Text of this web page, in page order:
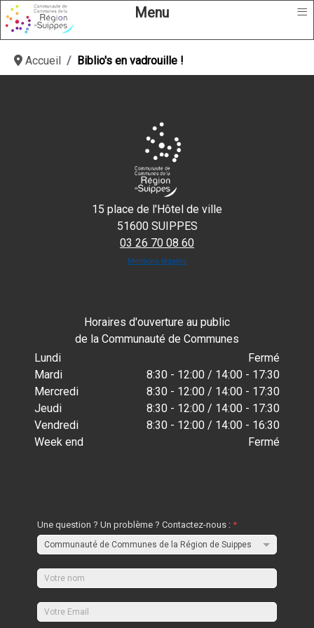
Menu ≡
Accueil Biblio's en vadrouille !
15 place de l'Hôtel de ville
51600 SUIPPES
03 26 70 08 60
Mentions légales
Horaires d'ouverture au public
de la Communauté de Communes
Lundi
Fermé
Mardi
8:30 - 12:00 / 14:00 - 17:30
Mercredi
8:30 - 12:00 / 14:00 - 17:30
Jeudi
8:30 - 12:00 / 14:00 - 17:30
Vendredi
8:30 - 12:00 / 14:00 - 16:30
Week end
Fermé
Une question ? Un problème ? Contactez-nous :*